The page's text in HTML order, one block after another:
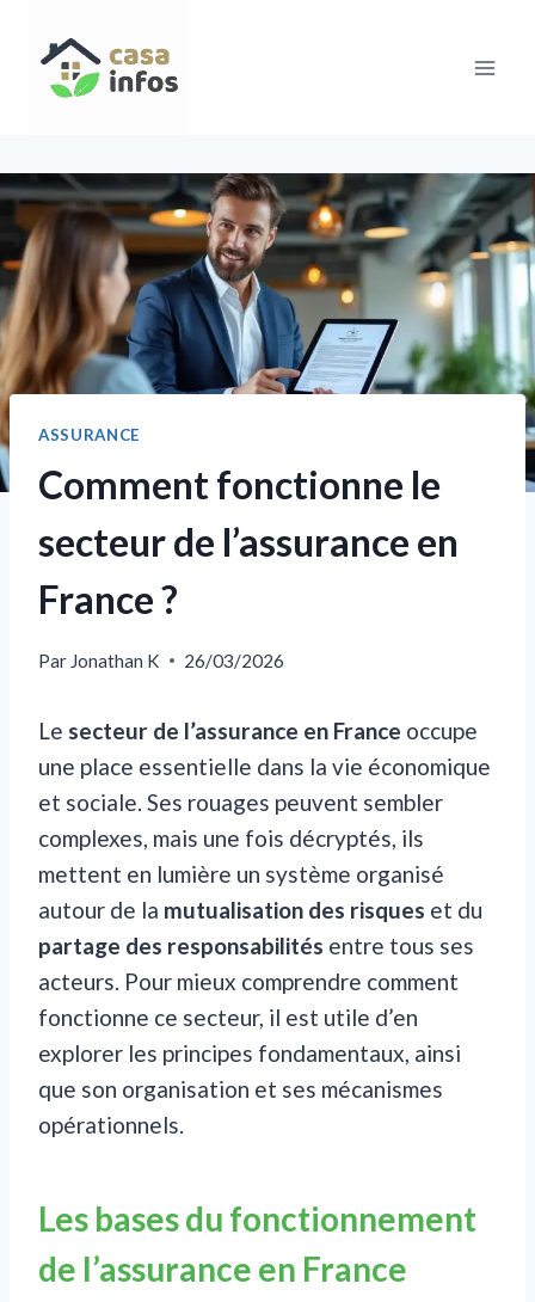
contenu
ASSURANCE
Comment fonctionne le
secteur de l’assurance en
France ?
Par Jonathan K 26/03/2026
Le secteur de l’assurance en France occupe
une place essentielle dans la vie économique
et sociale. Ses rouages peuvent sembler
complexes, mais une fois décryptés, ils
mettent en lumière un système organisé
autour de la mutualisation des risques et du
partage des responsabilités entre tous ses
acteurs. Pour mieux comprendre comment
fonctionne ce secteur, il est utile d’en
explorer les principes fondamentaux, ainsi
que son organisation et ses mécanismes
opérationnels.
Les bases du fonctionnement
de l’assurance en France